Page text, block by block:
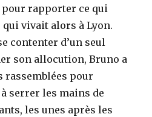
pour rapporter ce qui
vivait alors à Lyon.
contenter d’un seul
son allocution, Bruno a
rassemblées pour
serrer les mains de
les unes après les